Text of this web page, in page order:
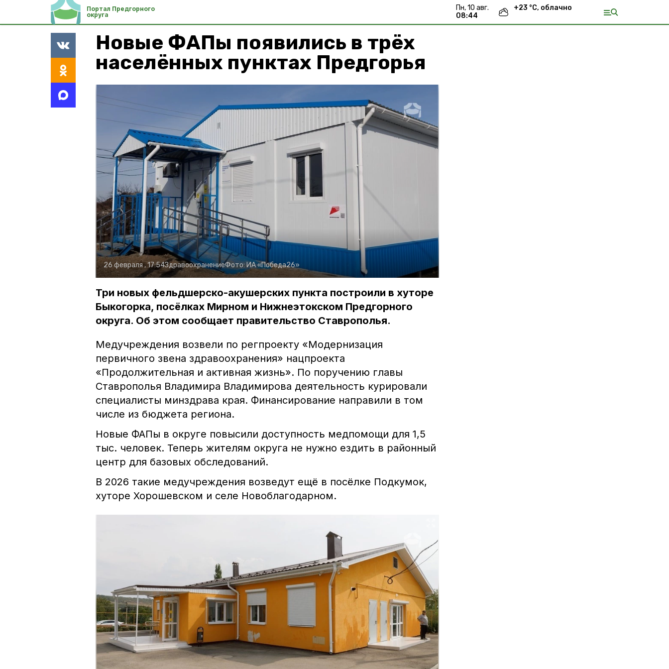
Портал Предгорного
округа
пн, 10 авг.
08:44
+23 °С, облачно
Новые ФАПы появились в трёх
населённых пунктах Предгорья
26 февраля , 17:54ЗдравоохранениеФото:ИА «Победа26»
Три новых фельдшерско-акушерских пункта построили в хуторе
Быкогорка, посёлках Мирном и Нижнеэтокском Предгорного
округа. Об этом сообщает правительство Ставрополья.
Медучреждения возвели по регпроекту «Модернизация
первичного звена здравоохранения» нацпроекта
«Продолжительная и активная жизнь». По поручению главы
Ставрополья Владимира Владимирова деятельность курировали
специалисты минздрава края. Финансирование направили в том
числе из бюджета региона.
Новые ФАПы в округе повысили доступность медпомощи для 1,5
тыс. человек. Теперь жителям округа не нужно ездить в районный
центр для базовых обследований.
В 2026 такие медучреждения возведут ещё в посёлке Подкумок,
хуторе Хорошевском и селе Новоблагодарном.